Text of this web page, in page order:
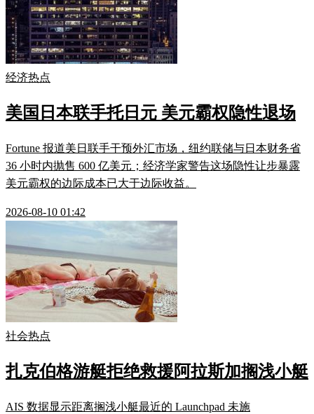
经济热点
美国日本联手托日元 美元霸权隐性退场
Fortune 报道美日联手干预外汇市场，纽约联储与日本财务省
36 小时内抛售 600 亿美元；经济学家警告这场隐性让步暴露
美元霸权的边际成本已大于边际收益。
2026-08-10 01:42
社会热点
扎克伯格游艇拒绝救援阿拉斯加搁浅小艇
AIS 数据显示距离搁浅小艇最近的 Launchpad 未施